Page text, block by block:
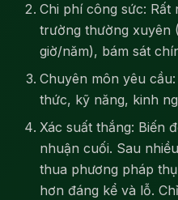
Chi phí công sức: Rất
trường thường xuyên
giờ/năm), bám sát
Chuyên môn yêu
thức, kỹ năng, kinh
Xác suất thắng: Biến
nhuận cuối. Sau
thua phương pháp
hơn đáng kể và lỗ.